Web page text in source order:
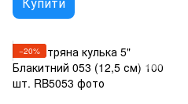
−20%